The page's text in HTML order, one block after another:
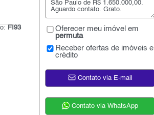
FI93
Oferecer meu imóvel em
permuta
Receber ofertas de imóveis e
crédito
Contato via E-mail
Contato via WhatsApp